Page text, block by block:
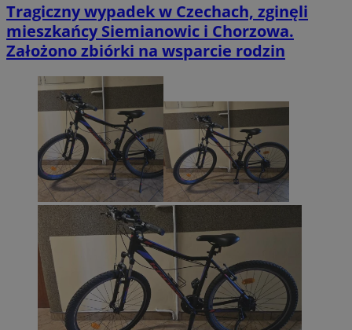
Tragiczny wypadek w Czechach, zginęli
mieszkańcy Siemianowic i Chorzowa.
Założono zbiórki na wsparcie rodzin